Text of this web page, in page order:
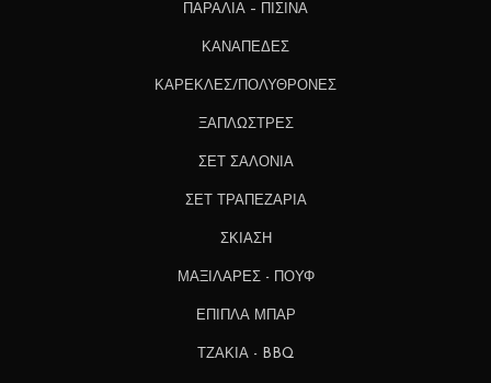
ΠΑΡΑΛΙΑ – ΠΙΣΙΝΑ
ΚΑΝΑΠΕΔΕΣ
ΚΑΡΕΚΛΕΣ/ΠΟΛΥΘΡΟΝΕΣ
ΞΑΠΛΩΣΤΡΕΣ
ΣΕΤ ΣΑΛΟΝΙΑ
ΣΕΤ ΤΡΑΠΕΖΑΡΙΑ
ΣΚΙΑΣΗ
ΜΑΞΙΛΑΡΕΣ - ΠΟΥΦ
ΕΠΙΠΛΑ ΜΠΑΡ
ΤΖΑΚΙΑ - BBQ